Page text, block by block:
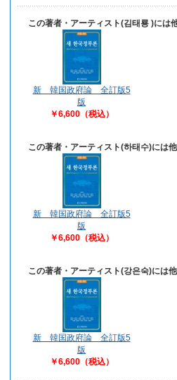
この著者・アーティスト(김태룡 )には
新 韓国政府論 全訂版5
版
￥6,600（税込）
この著者・アーティスト(하태수)には
新 韓国政府論 全訂版5
版
￥6,600（税込）
この著者・アーティスト(강은숙)には
新 韓国政府論 全訂版5
版
￥6,600（税込）